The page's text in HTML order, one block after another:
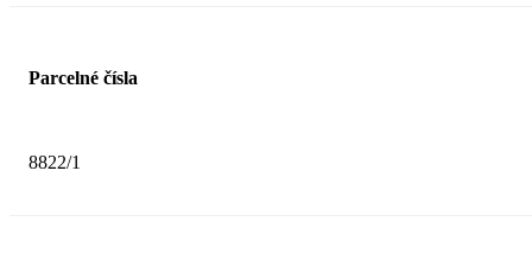
Parcelné čísla
8822/1